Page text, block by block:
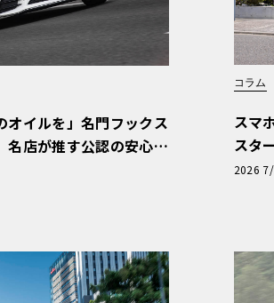
オイルを」名門フックス
名店が推す公認の安心
キーな走り〈PR〉
コラム
スマ
スタ
【第
2026